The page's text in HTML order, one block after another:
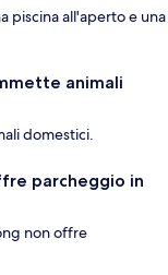
piscina all'aperto e una
animali
domestici.
parcheggio in
non offre